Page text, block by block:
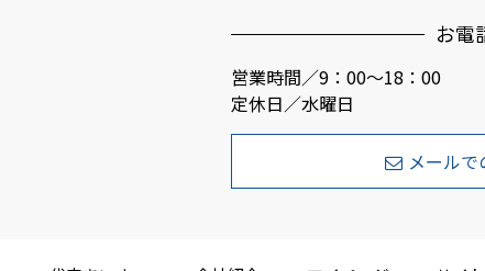
お電
営業時間／9：00～18：00
定休日／水曜日
メール